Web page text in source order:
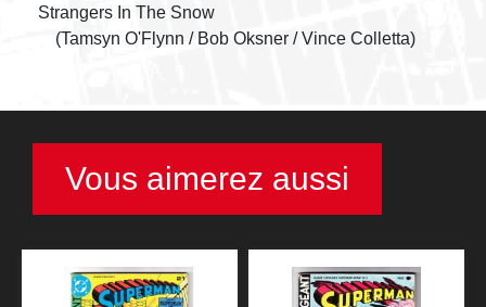
Strangers In The Snow
(Tamsyn O'Flynn / Bob Oksner / Vince Colletta)
Vous aimerez aussi